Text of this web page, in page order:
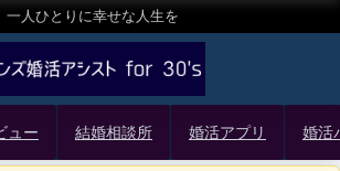
一人ひとりに幸せな人生を
ュー 結婚相談所 婚活アプリ 婚活